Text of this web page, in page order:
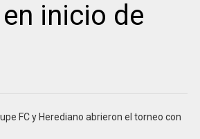
inicio de
FC y Herediano abrieron el torneo con